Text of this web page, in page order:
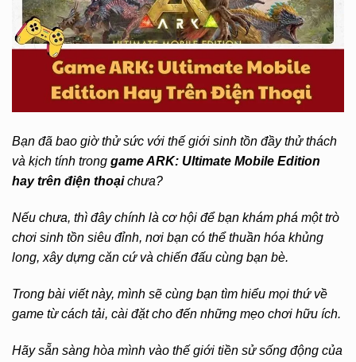
Bạn đã bao giờ thử sức với thế giới sinh tồn đầy thử thách
và kịch tính trong game ARK: Ultimate Mobile Edition
hay trên điện thoạichưa?
Nếu chưa, thì đây chính là cơ hội để bạn khám phá một trò
chơi sinh tồn siêu đỉnh, nơi bạn có thể thuần hóa khủng
long, xây dựng căn cứ và chiến đấu cùng bạn bè.
Trong bài viết này, mình sẽ cùng bạn tìm hiểu mọi thứ về
game từ cách tải, cài đặt cho đến những mẹo chơi hữu ích.
Hãy sẵn sàng hòa mình vào thế giới tiền sử sống động của